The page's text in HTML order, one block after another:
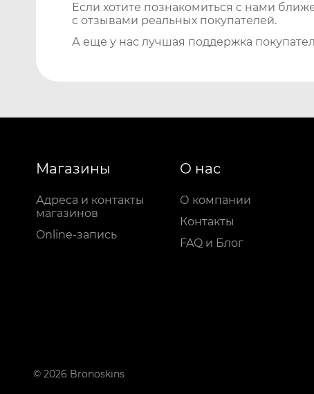
Если хотите познакомиться с нами
с отзывами реальных покупателей.
А еще у нас лучшая поддержка
Магазины
Адреса и контакты
магазинов
Online-запись
О нас
О компании
Контакты
FAQ и Блог
© 2026 Bronoskins